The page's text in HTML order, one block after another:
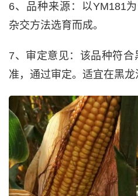
6、品种来源：以YM181
杂交方法选育而成。
7、审定意见：该品种符
准，通过审定。适宜在黑龙